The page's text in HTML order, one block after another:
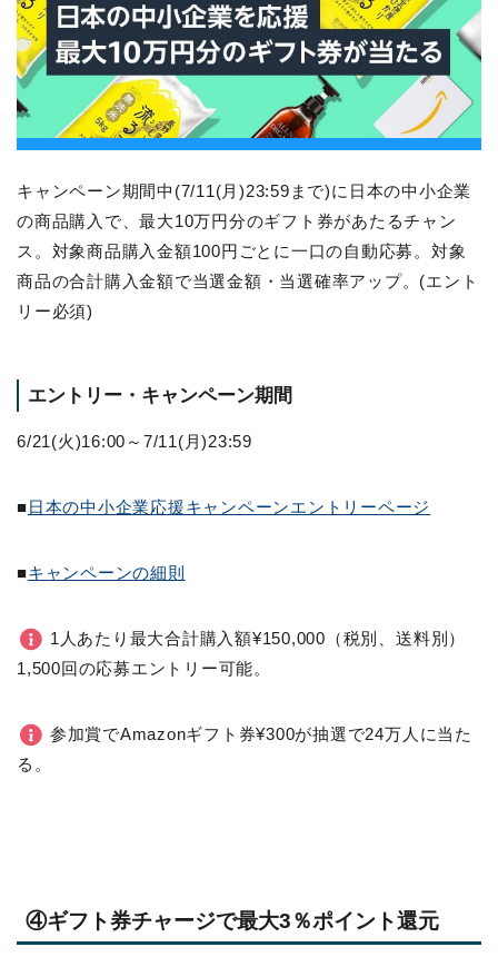
キャンペーン期間中(7/11(月)23:59まで)に日本の中小企業
の商品購入で、最大10万円分のギフト券があたるチャン
ス。対象商品購入金額100円ごとに一口の自動応募。対象
商品の合計購入金額で当選金額・当選確率アップ。(エント
リー必須)
エントリー・キャンペーン期間
6/21(火)16:00～7/11(月)23:59
■日本の中小企業応援キャンペーンエントリーページ
■キャンペーンの細則
1人あたり最大合計購入額¥150,000（税別、送料別）
1,500回の応募エントリー可能。
参加賞でAmazonギフト券¥300が抽選で24万人に当た
る。
④ギフト券チャージで最大3％ポイント還元